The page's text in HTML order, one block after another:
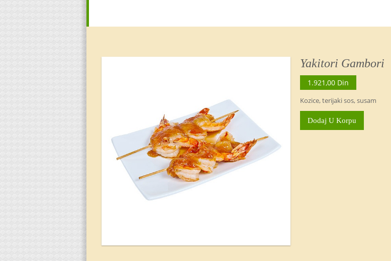
Yakitori Gambori
1.921,00 Din
Kozice, terijaki sos, susam
Dodaj U Korpu